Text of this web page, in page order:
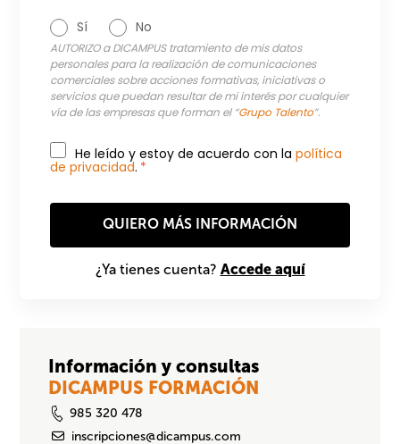
Sí No
AUTORIZO a DICAMPUS tratamiento de mis datos
personales para la realización de comunicaciones
comerciales sobre acciones formativas, iniciativas o
servicios que puedan resultar de mi interés por cualquier
vía de las empresas que forman el “Grupo Talento”.
He leído y estoy de acuerdo con lapolítica
de privacidad. *
¿Ya tienes cuenta? Accede aquí
Información y consultas
DICAMPUS FORMACIÓN
985 320 478
inscripciones@dicampus.com